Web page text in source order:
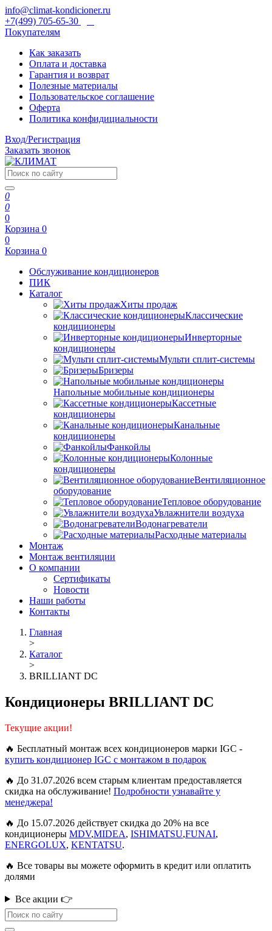
info@climat-kondicioner.ru
+7(499) 705-65-30
Покупателям
Как заказать
Оплата и доставка
Гарантия и возврат
Полезные материалы
Пользовательское соглашение
Оферта
Политика конфидициальности
Вход/Регистрация
Заказать звонок
0
0
0
Корзина 0
0
Корзина 0
Обслуживание кондиционеров
ПИК
Каталог
Хиты продаж
Классические
кондиционеры
Инверторные
кондиционеры
Мульти сплит-системы
Бризеры
Напольные мобильные кондиционеры
Кассетные
кондиционеры
Канальные
кондиционеры
Фанкойлы
Колонные
кондиционеры
Вентиляционное
оборудование
Тепловое оборудование
Увлажнители воздуха
Водонагреватели
Расходные материалы
Монтаж
Монтаж вентиляции
О компании
Сертификаты
Новости
Наши работы
Контакты
Главная
>
Каталог
>
BRILLIANT DC
Кондиционеры BRILLIANT DC
Текущие акции!
🔥 Бесплатный монтаж всех кондиционеров марки IGC -
купить кондиционер IGC с монтажом в подарок
🔥 До 31.07.2026 всем старым клиентам предоставляется
скидка на обслуживание! Подробности узнавайте у
менеджера!
🔥 До 15.07.2026 действует скидка до 20% на все
кондиционеры MDV,MIDEA, ISHIMATSU,FUNAI,
ENERGOLUX, KENTATSU.
🔥 Все товары вы можете оформить в кредит или оплатить
долями
Все акции 👉